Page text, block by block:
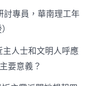
討專員，華南理工年
人士和文明人呼應
要意義？